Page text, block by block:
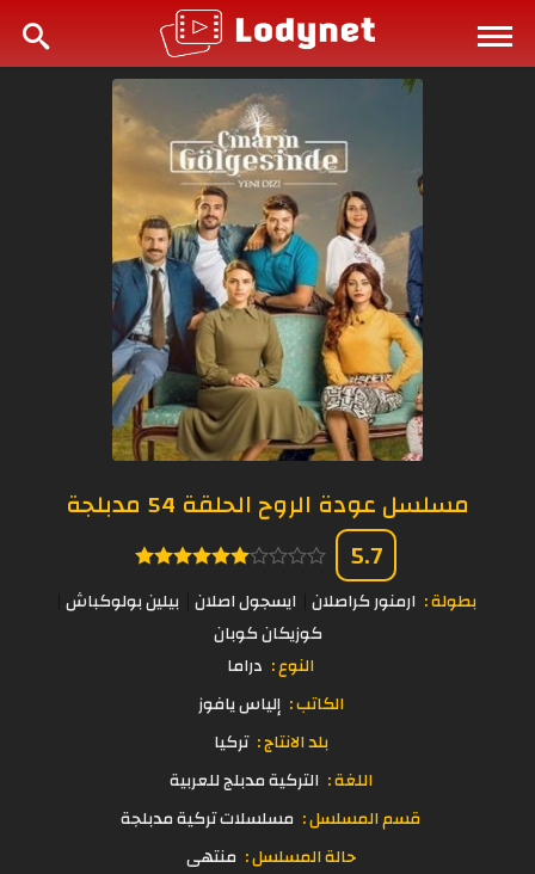
مسلسل عودة الروح الحلقة 54 مدبلجة
5.7
بطولة : ارمنور كراصلان ايسجول اصلان بيلين بولوكباش
كوزيكان كوبان
النوع : دراما
الكاتب : إلياس يافوز
بلد الانتاج : تركيا
اللغة : التركية مدبلج للعربية
قسم المسلسل : مسلسلات تركية مدبلجة
حالة المسلسل : منتهى